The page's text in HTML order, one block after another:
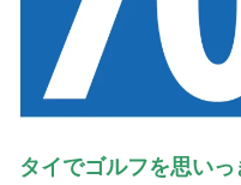
タイでゴルフを思い